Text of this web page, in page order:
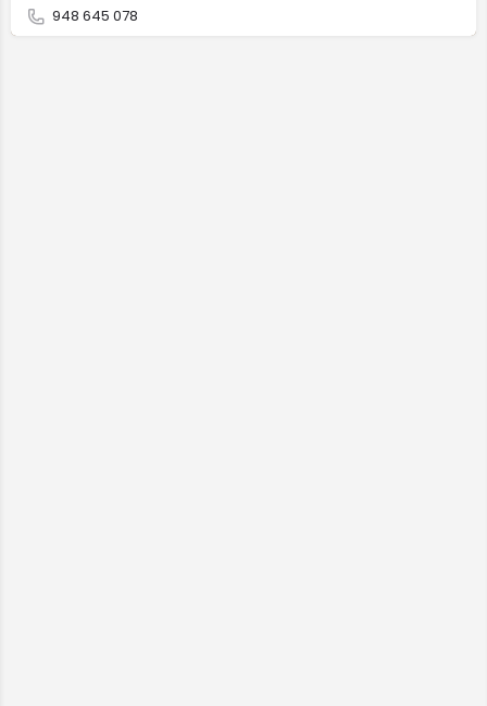
948 645 078